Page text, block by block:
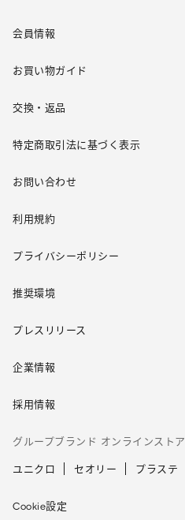
会員情報
お買い物ガイド
交換・返品
特定商取引法に基づく表示
お問い合わせ
利用規約
プライバシーポリシー
推奨環境
プレスリリース
企業情報
採用情報
グループブランド オンラインストア
ユニクロ セオリー プラステ
Cookie設定